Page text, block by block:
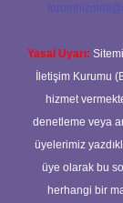
Yasal Uyarı:
İletişim Kurumu
hizmet
denetleme veya
üyelerimiz
üye olarak bu
herhangi bir